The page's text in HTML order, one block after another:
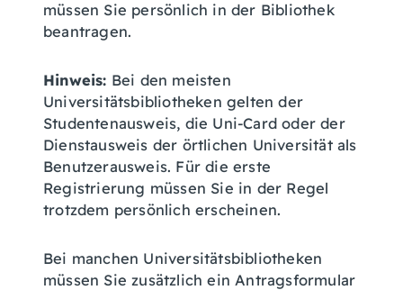
müssen Sie persönlich in der Bibliothek
beantragen.
Hinweis: Bei den meisten
Universitätsbibliotheken gelten der
Studentenausweis, die Uni-Card oder der
Dienstausweis der örtlichen Universität als
Benutzerausweis. Für die erste
Registrierung müssen Sie in der Regel
trotzdem persönlich erscheinen.
Bei manchen Universitätsbibliotheken
müssen Sie zusätzlich ein Antragsformular